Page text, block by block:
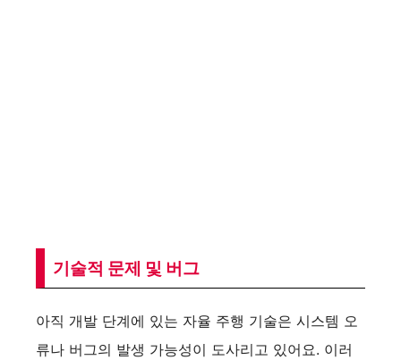
기술적 문제 및 버그
아직 개발 단계에 있는 자율 주행 기술은 시스템 오
류나 버그의 발생 가능성이 도사리고 있어요. 이러